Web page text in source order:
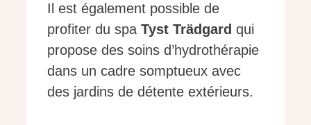
Il est également possible de
profiter du spa Tyst Trädgard qui
propose des soins d’hydrothérapie
dans un cadre somptueux avec
des jardins de détente extérieurs.